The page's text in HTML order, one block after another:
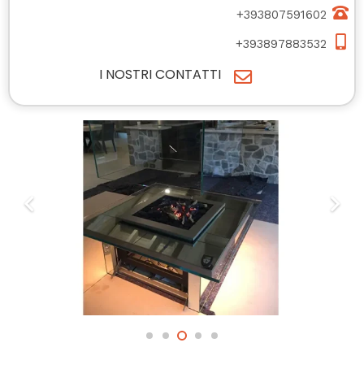
+393807591602
+393897883532
I NOSTRI CONTATTI